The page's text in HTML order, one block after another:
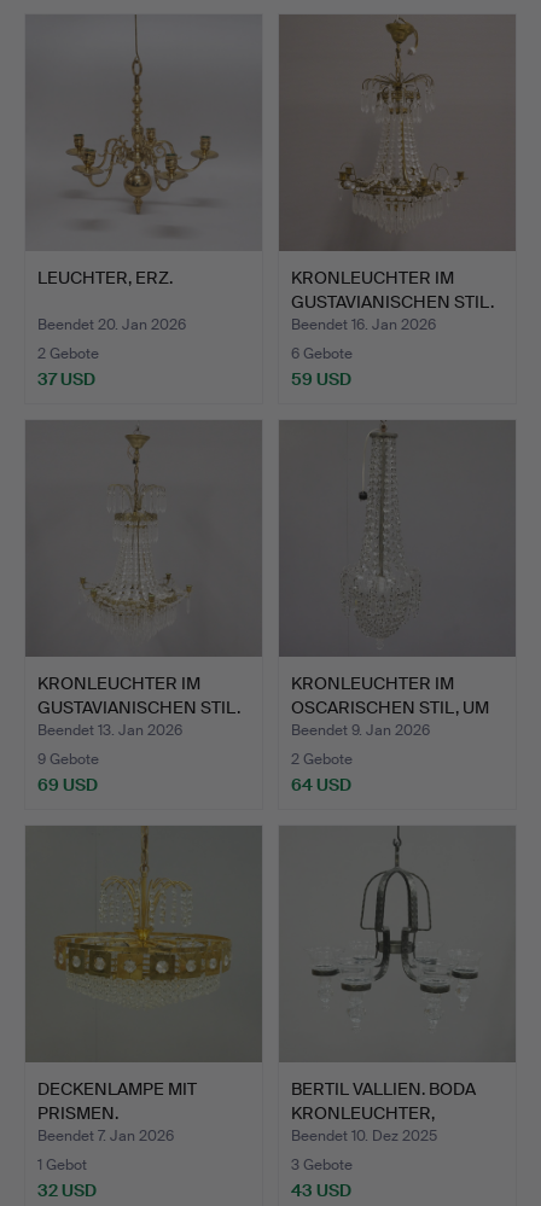
LEUCHTER, ERZ.
Beendet 20. Jan 2026
2 Gebote
37 USD
KRONLEUCHTER IM
GUSTAVIANISCHEN STIL.
Beendet 16. Jan 2026
6 Gebote
59 USD
KRONLEUCHTER IM
GUSTAVIANISCHEN STIL.
Beendet 13. Jan 2026
9 Gebote
69 USD
KRONLEUCHTER IM
OSCARISCHEN STIL, UM
1900.
Beendet 9. Jan 2026
2 Gebote
64 USD
DECKENLAMPE MIT
PRISMEN.
Beendet 7. Jan 2026
1 Gebot
32 USD
BERTIL VALLIEN. BODA
KRONLEUCHTER,
SCHMIED…
Beendet 10. Dez 2025
3 Gebote
43 USD